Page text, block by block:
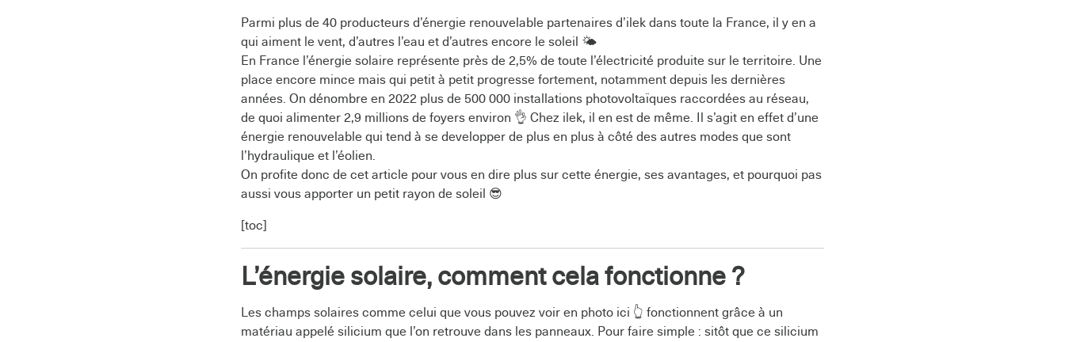
Parmi plus de 40 producteurs d’énergie renouvelable partenaires d’ilek dans toute la France, il y en a
qui aiment le vent, d’autres l’eau et d’autres encore le soleil 🌤
En France l’énergie solaire représente près de 2,5% de toute l’électricité produite sur le territoire. Une
place encore mince mais qui petit à petit progresse fortement, notamment depuis les dernières
années. On dénombre en 2022 plus de 500 000 installations photovoltaïques raccordées au réseau,
de quoi alimenter 2,9 millions de foyers environ 👌 Chez ilek, il en est de même. Il s’agit en effet d’une
énergie renouvelable qui tend à se developper de plus en plus à côté des autres modes que sont
l’hydraulique et l’éolien.
On profite donc de cet article pour vous en dire plus sur cette énergie, ses avantages, et pourquoi pas
aussi vous apporter un petit rayon de soleil 😎
[toc]
L’énergie solaire, comment cela fonctionne ?
Les champs solaires comme celui que vous pouvez voir en photo ici 👆 fonctionnent grâce à un
matériau appelé silicium que l’on retrouve dans les panneaux. Pour faire simple : sitôt que ce silicium